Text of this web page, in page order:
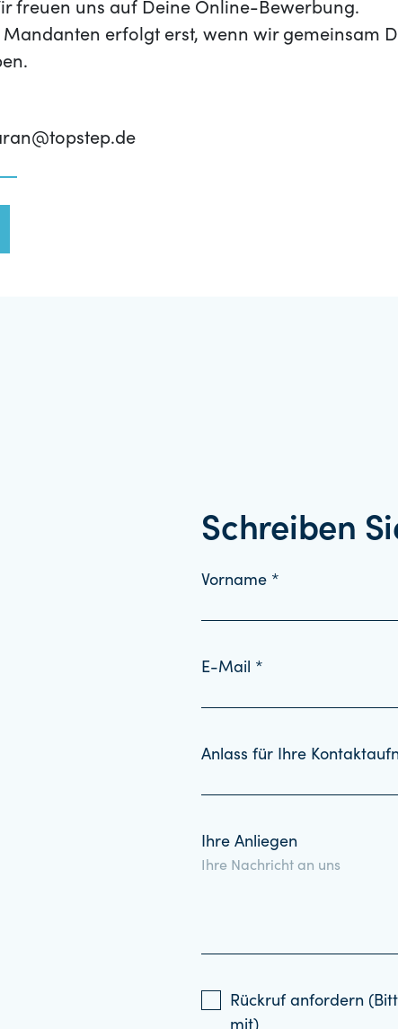
freuen uns auf Deine Online-Bewerbung.
Mandanten erfolgt erst, wenn wir gemeinsam
Schreiben
Vorname *
E-Mail *
Anlass für Ihre
Ihre Anliegen
Rückruf anfordern